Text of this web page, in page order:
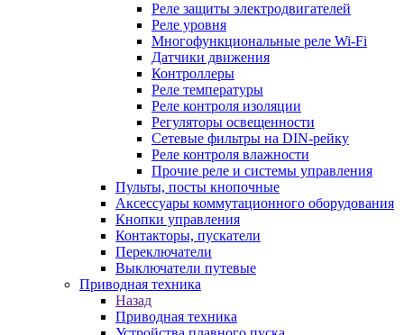
Реле защиты электродвигателей
Реле уровня
Многофункциональные реле Wi-Fi
Датчики движения
Контроллеры
Реле температуры
Реле контроля изоляции
Регуляторы освещенности
Сетевые фильтры на DIN-рейку
Реле контроля влажности
Прочие реле и системы управления
Пульты, посты кнопочные
Аксессуары коммутационного оборудования
Кнопки управления
Контакторы, пускатели
Переключатели
Выключатели путевые
Приводная техника
Назад
Приводная техника